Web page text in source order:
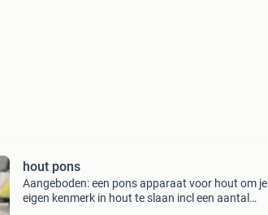
hout pons
Aangeboden: een pons apparaat voor hout om je
eigen kenmerk in hout te slaan incl een aantal